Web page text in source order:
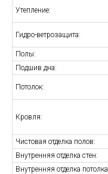
Утепление:
Гидро-ветрозащита:
Полы:
Подшив дна:
Потолок:
Кровля:
Чистовая отделка полов:
Внутренняя отделка стен:
Внутренняя отделка потолка